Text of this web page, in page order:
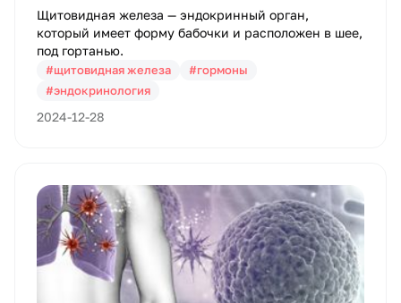
Щитовидная железа — эндокринный орган,
который имеет форму бабочки и расположен в шее,
под гортанью.
#щитовидная железа
#гормоны
#эндокринология
2024-12-28